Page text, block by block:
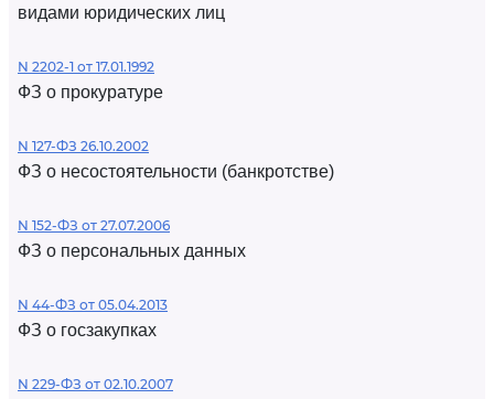
видами юридических лиц
N 2202-1 от 17.01.1992
ФЗ о прокуратуре
N 127-ФЗ 26.10.2002
ФЗ о несостоятельности (банкротстве)
N 152-ФЗ от 27.07.2006
ФЗ о персональных данных
N 44-ФЗ от 05.04.2013
ФЗ о госзакупках
N 229-ФЗ от 02.10.2007